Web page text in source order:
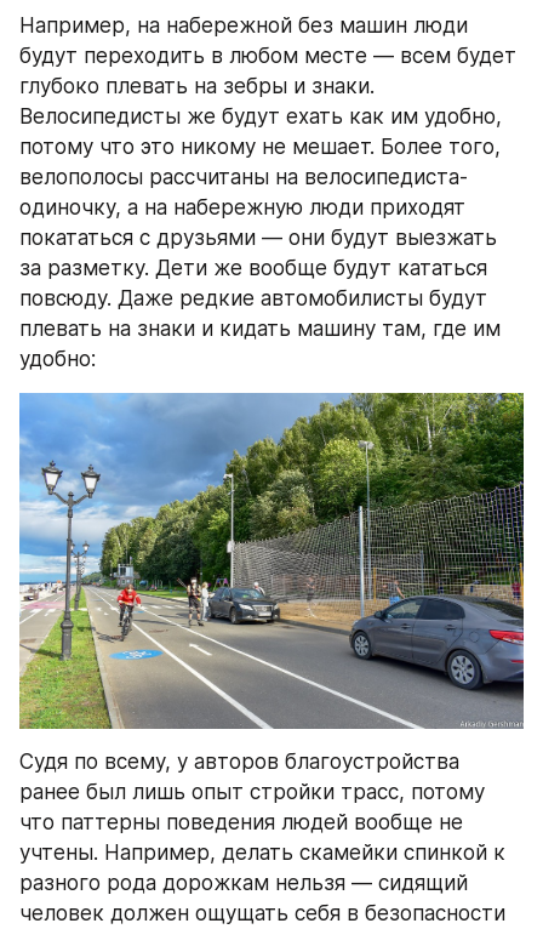
Например, на набережной без машин люди
будут переходить в любом месте — всем будет
глубоко плевать на зебры и знаки.
Велосипедисты же будут ехать как им удобно,
потому что это никому не мешает. Более того,
велополосы рассчитаны на велосипедиста-
одиночку, а на набережную люди приходят
покататься с друзьями — они будут выезжать
за разметку. Дети же вообще будут кататься
повсюду. Даже редкие автомобилисты будут
плевать на знаки и кидать машину там, где им
удобно:
Судя по всему, у авторов благоустройства
ранее был лишь опыт стройки трасс, потому
что паттерны поведения людей вообще не
учтены. Например, делать скамейки спинкой к
разного рода дорожкам нельзя — сидящий
человек должен ощущать себя в безопасности